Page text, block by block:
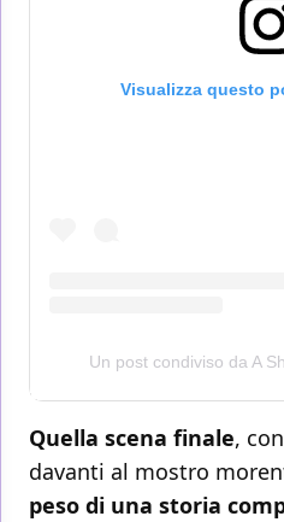
Visualizza questo
Un post condiviso da A
Quella scena finale,
davanti al mostro
peso di una storia